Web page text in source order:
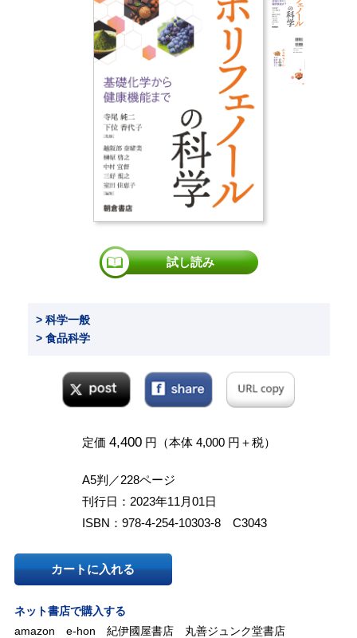
試し読み
> 科学一般
> 食品科学
定価 4,400円（本体 4,000 円＋税）
A5判／228ページ
刊行日：2023年11月01日
ISBN：978-4-254-10303-8 C3043
カートに入れる
ネット書店で購入する
amazon
e-hon 紀伊國屋書店
丸善ジュンク堂書店